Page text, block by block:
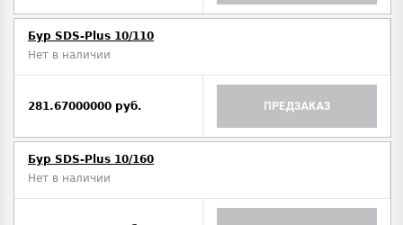
Бур SDS-Plus 10/110
Нет в наличии
281.67000000 руб. ПРЕДЗАКАЗ
Бур SDS-Plus 10/160
Нет в наличии